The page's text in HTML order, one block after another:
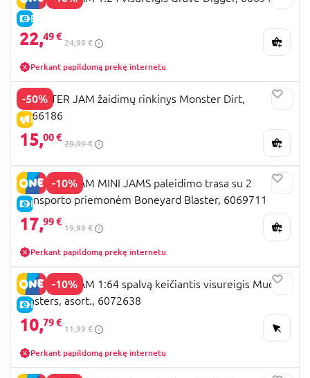
E-KAINA
22,49 €
24,99 €
Perkant papildomą prekę internetu
-50%
IŠPARDAVIMAS
MONSTER JAM žaidimų rinkinys Monster Dirt,
6066186
15,00 €
29,99 €
-10%
E-KAINA
MONSTER JAM MINI JAMS paleidimo trasa su 2
transporto priemonėm Boneyard Blaster, 6069711
17,99 €
19,99 €
Perkant papildomą prekę internetu
-10%
E-KAINA
MONSTER JAM 1:64 spalvą keičiantis visureigis Mud
Blasters, asort., 6072638
10,79 €
11,99 €
Perkant papildomą prekę internetu